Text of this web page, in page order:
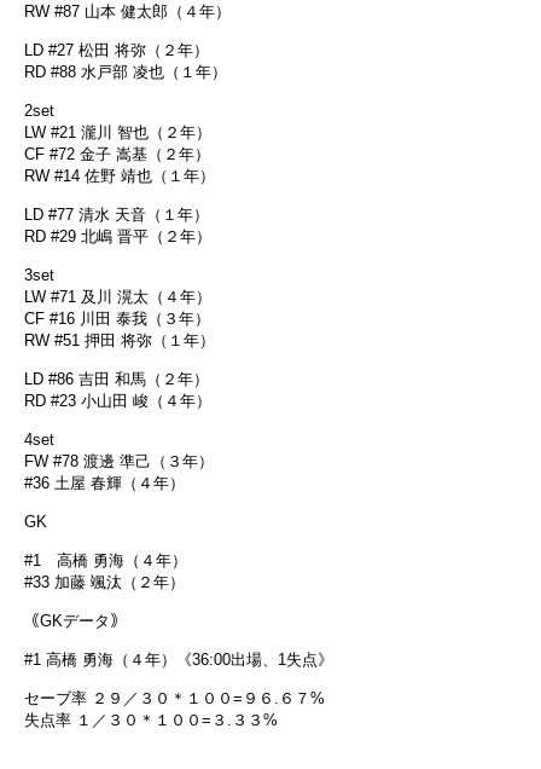
RW #87 山本 健太郎（４年）
LD #27 松田 将弥（２年）
RD #88 水戸部 凌也（１年）
2set
LW #21 瀧川 智也（２年）
CF #72 金子 嵩基（２年）
RW #14 佐野 靖也（１年）
LD #77 清水 天音（１年）
RD #29 北嶋 晋平（２年）
3set
LW #71 及川 滉太（４年）
CF #16 川田 泰我（３年）
RW #51 押田 将弥（１年）
LD #86 吉田 和馬（２年）
RD #23 小山田 峻（４年）
4set
FW #78 渡邊 準己（３年）
#36 土屋 春輝（４年）
GK
#1 高橋 勇海（４年）
#33 加藤 颯汰（２年）
｟GKデータ｠
#1 高橋 勇海（４年）《36:00出場、1失点》
セーブ率 ２９／３０＊１００=９６.６７%
失点率 １／３０＊１００=３.３３%